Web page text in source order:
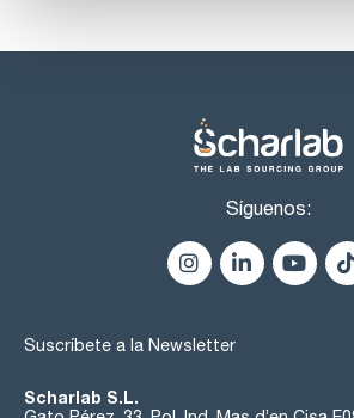
Síguenos:
Suscríbete a la Newsletter
Scharlab S.L.